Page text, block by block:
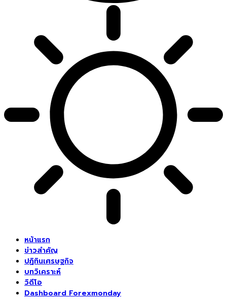
หน้าแรก
ข่าวสำคัญ
ปฏิทินเศรษฐกิจ
บทวิเคราะห์
วิดีโอ
Dashboard Forexmonday